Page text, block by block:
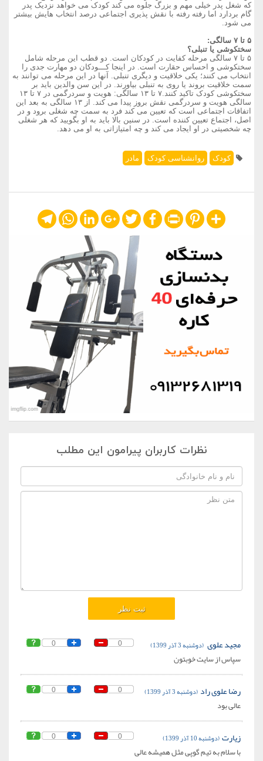
که شغل پدر خیلی مهم و بزرگ جلوه می کند کودک می خواهد نزدیک پدر
گام بردارد اما رفته رفته با نقش پذیری اجتماعی درصد انتخاب هایش بیشتر
می شود.
۵ تا ۷ سالگی:
سختکوشی یا تنبلی؟
۵ تا ۷ سالگی مرحله کفایت در کودکان است. دو قطب این مرحله شامل
سختکوشی و احساس حقارت است. در اینجا کـــودکان دو مهارت جدی را
انتخاب می کنند؛ یکی خلاقیت و دیگری تنبلی. آنها در این مرحله می توانند به
سمت خلاقیت بروند یا روی به تنبلی بیاورند. در این سن والدین باید بر
سختکوشی کودک تاکید کنند.۷ تا ۱۳ سالگی: هویت و سردرگمی در ۷ تا ۱۳
سالگی هویت و سردرگمی نقش بروز پیدا می کند. از ۱۳ سالگی به بعد این
اتفاقات اجتماعی است که تعیین می کند فرد به سمت چه شغلی برود و در
اصل، اجتماع تعیین کننده است. در سنین بالا باید به او بگویید که هر شغلی
چه شخصیتی در او ایجاد می کند و چه امتیازاتی به او می دهد.
کودک روانشناسی کودک مادر
Share
Pinterest
Print
Facebook
Twitter
Google+
LinkedIn
WhatsApp
Telegram
نظرات کاربران پیرامون این مطلب
0 0 مجید علوی (دوشنبه 3 آذر 1399)
سپاس از سایت خوبتون
0 0 رضا علوی راد (دوشنبه 3 آذر 1399)
عالی بود
0 0 زیارت(دوشنبه 10 آذر 1399)
با سلام به تیم گوپی مثل همیشه عالی